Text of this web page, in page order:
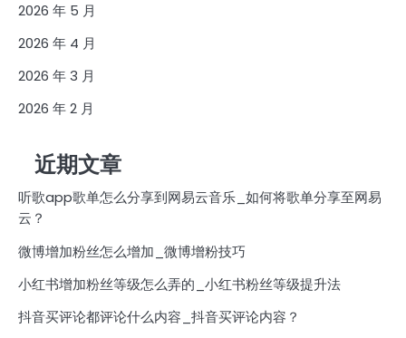
2026 年 5 月
2026 年 4 月
2026 年 3 月
2026 年 2 月
近期文章
听歌app歌单怎么分享到网易云音乐_如何将歌单分享至网易
云？
微博增加粉丝怎么增加_微博增粉技巧
小红书增加粉丝等级怎么弄的_小红书粉丝等级提升法
抖音买评论都评论什么内容_抖音买评论内容？